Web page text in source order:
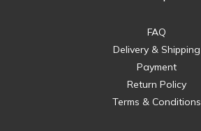
FAQ
Delivery & Shipping
Payment
Return Policy
Terms & Conditions